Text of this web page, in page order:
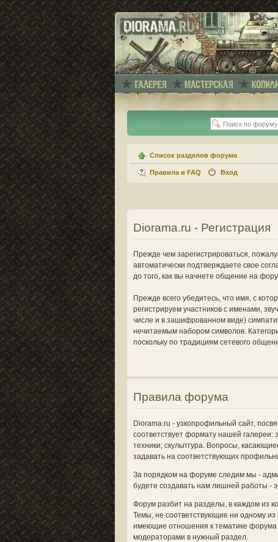
Список разделов форума
Правила и FAQ Вход
Diorama.ru - Регистрация
Прежде чем зарегистрироваться,
автоматически подтверждаете свое
до того, как вы начнете общение на
Прежде всего убедитесь, что имя, с
регистрируем участников с именами,
числе и в зашифрованном виде)
нечитаемым набором символов.
поскольку по традициям сетевого
Правила форума
Diorama.ru - узкопрофильный сайт,
соответствует формату нашей галереи:
техники; скульптура. Вопросы,
задавать на соответствующих
За порядком на форуме следим мы -
будете создавать нам лишней работы -
Форум разбит на разделы, в каждом из
Темы, не соответствующие ни одному
имеющие отношения к тематике форума
модераторами в нужный раздел.